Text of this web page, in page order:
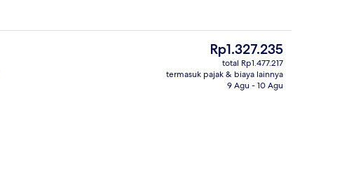
Melayani sarapan, makan siang, dan
Harga
saat
ini
Rp1.327.235
Rp1.327.235
total Rp1.477.217
termasuk pajak & biaya lainnya
9 Agu - 10 Agu